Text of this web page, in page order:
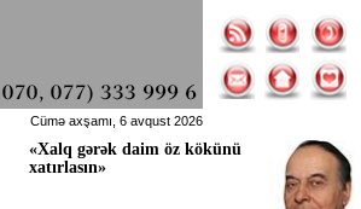
Cümə axşamı, 6 avqust 2026
«Xalq gərək daim öz kökünü
xatırlasın»